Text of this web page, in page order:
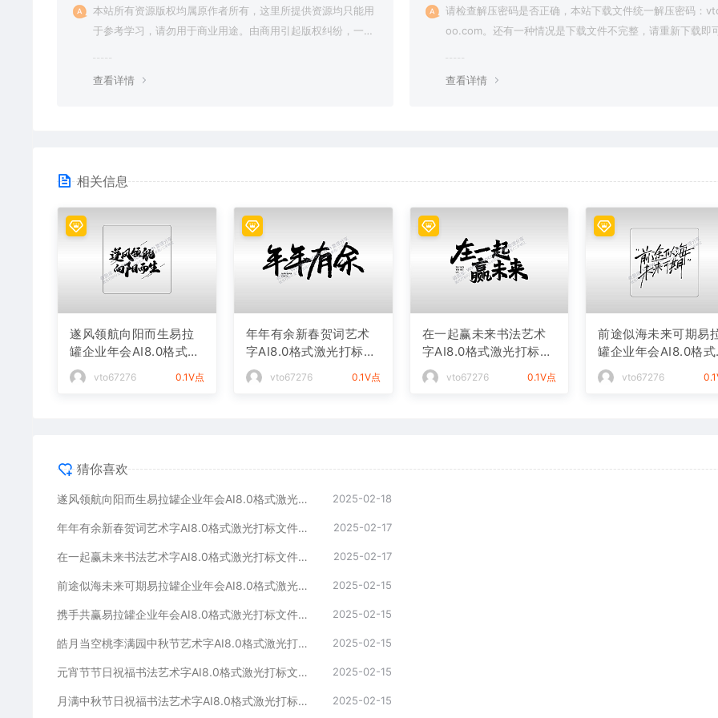
本站所有资源版权均属原作者所有，这里所提供资源均只能用
于参考学习，请勿用于商业用途。由商用引起版权纠纷，一切
查看详情
请检查解压密码是否正确，本站下载文件统一解压密码：
oo.com。还有一种情况是下载文件不完整，请重新下载即可
查看详情
相关信息
遂风领航向阳而生易拉
罐企业年会AI8.0格式激
光打标文件通用矢量图
vto67276 0.1V点
年年有余新春贺词艺术
字AI8.0格式激光打标文
件通用矢量图
vto67276 0.1V点
在一起赢未来书法艺术
字AI8.0格式激光打标文
件通用矢量图
vto67276 0.1V点
前途似海未来可期易
罐企业年会AI8.0格式
光打标文件通用矢量图
vto67276
猜你喜欢
遂风领航向阳而生易拉罐企业年会AI8.0格式激光打标文件通用矢量图 2025-02-18
年年有余新春贺词艺术字AI8.0格式激光打标文件通用矢量图 2025-02-17
在一起赢未来书法艺术字AI8.0格式激光打标文件通用矢量图 2025-02-17
前途似海未来可期易拉罐企业年会AI8.0格式激光打标文件通用矢量图 2025-02-15
携手共赢易拉罐企业年会AI8.0格式激光打标文件通用矢量图 2025-02-15
皓月当空桃李满园中秋节艺术字AI8.0格式激光打标文件通用矢量图 2025-02-15
元宵节节日祝福书法艺术字AI8.0格式激光打标文件通用矢量图 2025-02-15
月满中秋节日祝福书法艺术字AI8.0格式激光打标文件通用矢量图 2025-02-15